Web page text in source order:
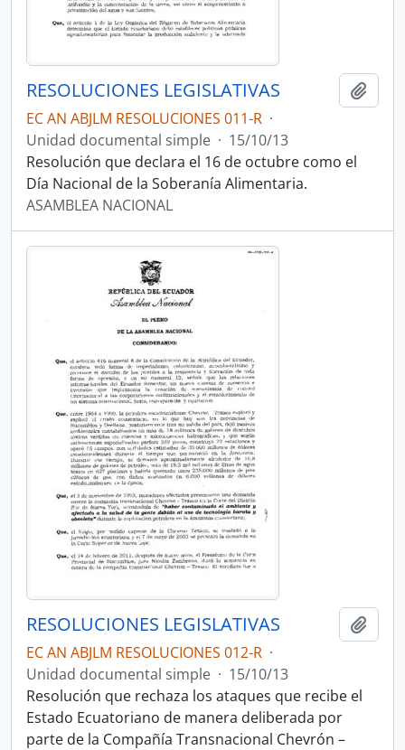
RESOLUCIONES LEGISLATIVAS
EC AN ABJLM RESOLUCIONES 011-R ·
Unidad documental simple · 15/10/13
Resolución que declara el 16 de octubre como el
Día Nacional de la Soberanía Alimentaria.
ASAMBLEA NACIONAL
RESOLUCIONES LEGISLATIVAS
EC AN ABJLM RESOLUCIONES 012-R ·
Unidad documental simple · 15/10/13
Resolución que rechaza los ataques que recibe el
Estado Ecuatoriano de manera deliberada por
parte de la Compañía Transnacional Chevrón –